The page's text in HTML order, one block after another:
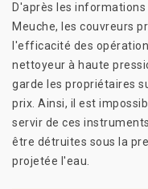
D'après les
Meuche, les couvreurs
l'efficacité des
nettoyeur à haute
garde les propriétaires
prix. Ainsi, il est
servir de ces
être détruites sous la
projetée l'eau.